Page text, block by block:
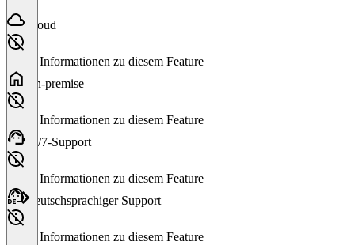
Cloud
Keine Informationen zu diesem Feature
On-premise
Keine Informationen zu diesem Feature
24/7-Support
Keine Informationen zu diesem Feature
Deutschsprachiger Support
Keine Informationen zu diesem Feature